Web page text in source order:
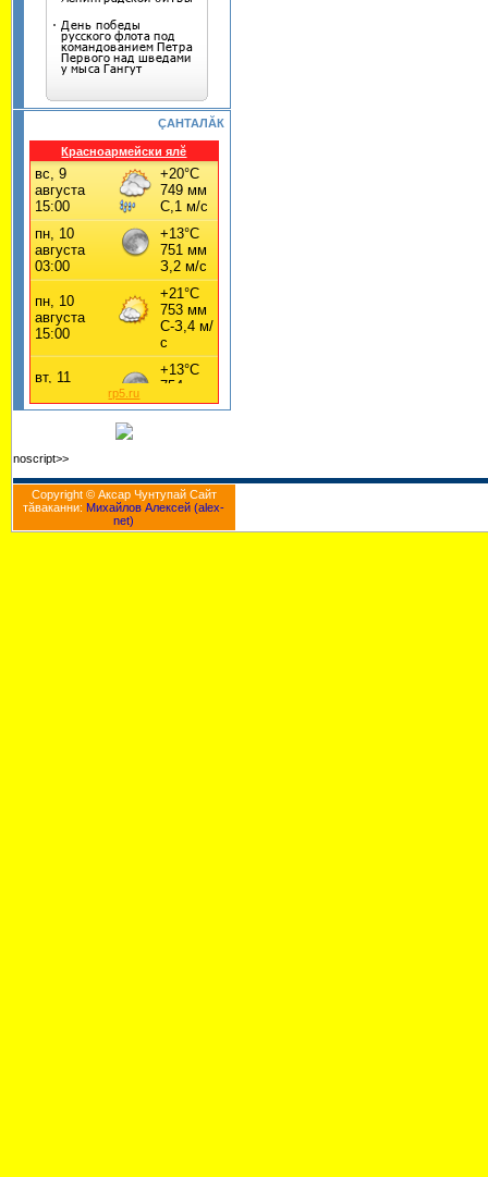
ÇАНТАЛĂК
Красноармейски ялĕ
rp5.ru
noscript>>
Copyright © Аксар Чунтупай Cайт
тăваканни:Михайлов Алексей (alex-
net)